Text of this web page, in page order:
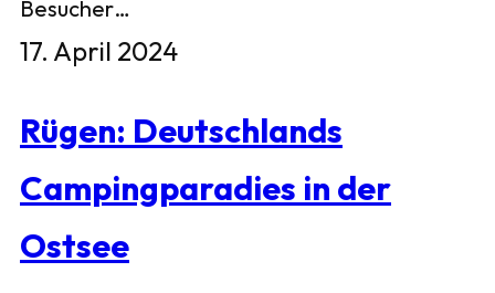
Besucher…
17. April 2024
Rügen: Deutschlands
Campingparadies in der
Ostsee